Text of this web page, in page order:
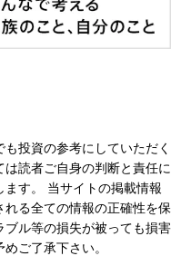
投資の参考にしていただく
読者ご自身の判断と責任に
す。 当サイトの掲載情報
る全ての情報の正確性を保
ル等の損失が被っても損害
ご了承下さい。